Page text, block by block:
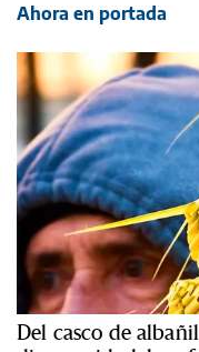
Ahora en portada
Del casco de